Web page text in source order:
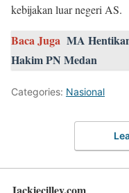
kebijakan luar negeri AS.
Baca Juga MA
Hakim PN Medan
Categories: Nasional
Jackiecilley.com